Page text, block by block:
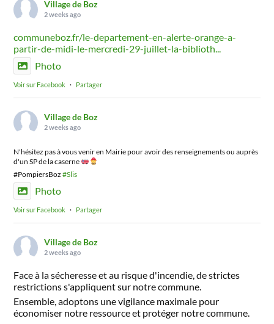
Village de Boz
2 weeks ago
communeboz.fr/le-departement-en-alerte-orange-a-
partir-de-midi-le-mercredi-29-juillet-la-biblioth...
Photo
Voir sur Facebook · Partager
Village de Boz
2 weeks ago
N'hésitez pas à vous venir en Mairie pour avoir des renseignements ou auprès
d'un SP de la caserne
#PompiersBoz#Slis
Photo
Voir sur Facebook · Partager
Village de Boz
2 weeks ago
Face à la sécheresse et au risque d'incendie, de strictes
restrictions s'appliquent sur notre commune.
Ensemble, adoptons une vigilance maximale pour
économiser notre ressource et protéger notre commune.